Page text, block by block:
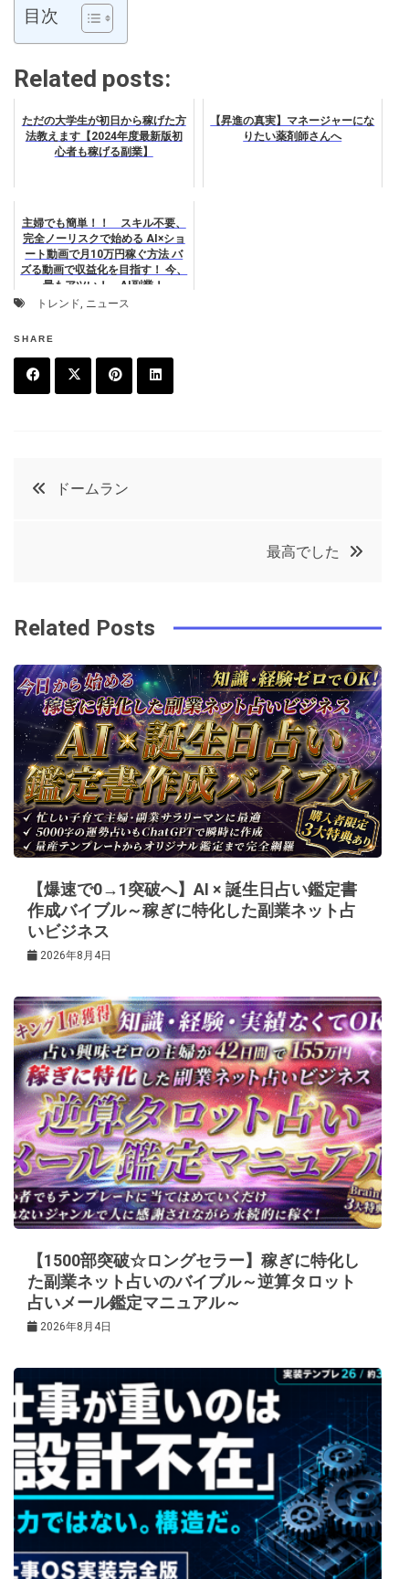
目次
Related posts:
ただの大学生が初日から稼げた方
法教えます【2024年度最新版初
心者も稼げる副業】
【昇進の真実】マネージャーにな
りたい薬剤師さんへ
主婦でも簡単！！ スキル不要、
完全ノーリスクで始める AI×ショ
ート動画で月10万円稼ぐ方法 バ
ズる動画で収益化を目指す！ 今、
最もアツい！ AI副業！
トレンド, ニュース
SHARE
k
e
t
投
ビ
ゲ
ー
シ
ョ
ン
ドームラン
最高でした
Related Posts
【爆速で0→1突破へ】AI × 誕生日占い鑑定書
作成バイブル～稼ぎに特化した副業ネット占
いビジネス
2026年8月4日
【1500部突破☆ロングセラー】稼ぎに特化し
た副業ネット占いのバイブル～逆算タロット
占いメール鑑定マニュアル～
2026年8月4日